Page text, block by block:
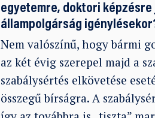
egyetemre, doktori
állampolgárság
Nem valószínű, hogy bármi
az két évig szerepel majd a
szabálysértés elkövetése
összegű bírságra. A